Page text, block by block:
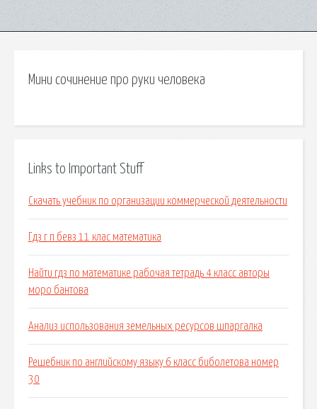
Мини сочинение про руки человека
Links to Important Stuff
Скачать учебник по организации коммерческой деятельности
Гдз г п бевз 11 клас математика
Найти гдз по математике рабочая тетрадь 4 класс авторы
моро бантова
Анализ использования земельных ресурсов шпаргалка
Решебник по английскому языку 6 класс биболетова номер
30